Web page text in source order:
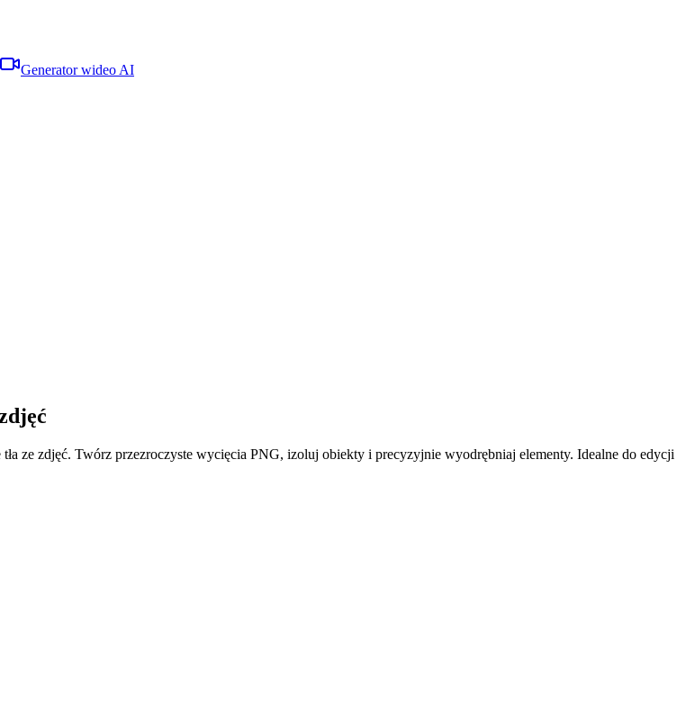
Generator wideo AI
ze zdjęć. Twórz przezroczyste wycięcia PNG, izoluj obiekty i precyzyjnie wyodrębniaj elementy. Idealne do edycji